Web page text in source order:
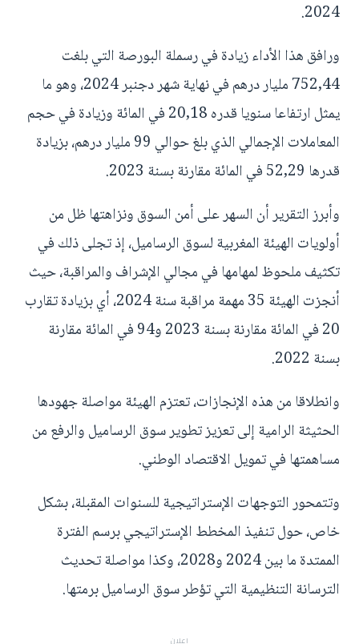
2024.
ورافق هذا الأداء زيادة في رسملة البورصة التي بلغت
752,44 مليار درهم في نهاية شهر دجنبر 2024، وهو ما
يمثل ارتفاعا سنويا قدره 20,18 في المائة وزيادة في حجم
المعاملات الإجمالي الذي بلغ حوالي 99 مليار درهم، بزيادة
قدرها 52,29 في المائة مقارنة بسنة 2023.
وأبرز التقرير أن السهر على أمن السوق ونزاهتها ظل من
أولويات الهيئة المغربية لسوق الرساميل، إذ تجلى ذلك في
تكثيف ملحوظ لمهامها في مجالي الإشراف والمراقبة، حيث
أنجزت الهيئة 35 مهمة مراقبة سنة 2024، أي بزيادة تقارب
20 في المائة مقارنة بسنة 2023 و94 في المائة مقارنة
بسنة 2022.
وانطلاقا من هذه الإنجازات، تعتزم الهيئة مواصلة جهودها
الحثيثة الرامية إلى تعزيز تطوير سوق الرساميل والرفع من
مساهمتها في تمويل الاقتصاد الوطني.
وتتمحور التوجهات الإستراتيجية للسنوات المقبلة، بشكل
خاص، حول تنفيذ المخطط الإستراتيجي برسم الفترة
الممتدة ما بين 2024 و2028، وكذا مواصلة تحديث
الترسانة التنظيمية التي تؤطر سوق الرساميل برمتها.
إعلان